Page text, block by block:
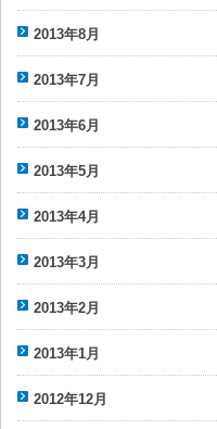
2013年8月
2013年7月
2013年6月
2013年5月
2013年4月
2013年3月
2013年2月
2013年1月
2012年12月